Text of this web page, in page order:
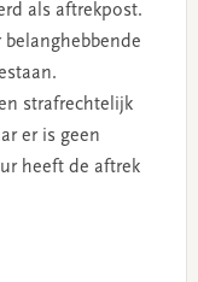
als aftrekpost.
strafrechtelijk
er is geen
heeft de aftrek